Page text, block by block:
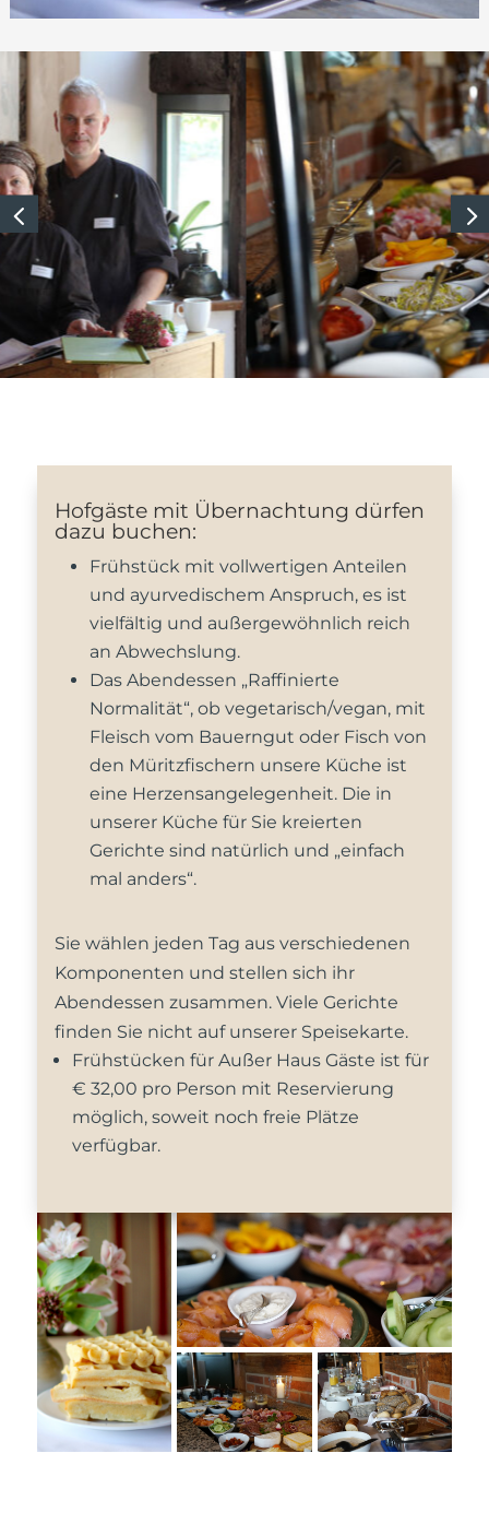
Hofgäste mit Übernachtung dürfen
dazu buchen:
Frühstück mit vollwertigen Anteilen
und ayurvedischem Anspruch, es ist
vielfältig und außergewöhnlich reich
an Abwechslung.
Das Abendessen „Raffinierte
Normalität“, ob vegetarisch/vegan, mit
Fleisch vom Bauerngut oder Fisch von
den Müritzfischern unsere Küche ist
eine Herzensangelegenheit. Die in
unserer Küche für Sie kreierten
Gerichte sind natürlich und „einfach
mal anders“.
Sie wählen jeden Tag aus verschiedenen
Komponenten und stellen sich ihr
Abendessen zusammen. Viele Gerichte
finden Sie nicht auf unserer Speisekarte.
Frühstücken für Außer Haus Gäste ist für
€ 32,00 pro Person mit Reservierung
möglich, soweit noch freie Plätze
verfügbar.